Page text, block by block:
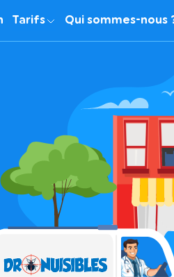
Tarifs Qui sommes-nous